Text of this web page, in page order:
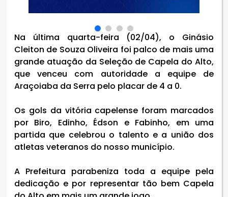
Na última quarta-feira (02/04), o Ginásio
Cleiton de Souza Oliveira foi palco de mais uma
grande atuação da Seleção de Capela do Alto,
que venceu com autoridade a equipe de
Araçoiaba da Serra pelo placar de 4 a 0.
Os gols da vitória capelense foram marcados
por Biro, Edinho, Édson e Fabinho, em uma
partida que celebrou o talento e a união dos
atletas veteranos do nosso município.
A Prefeitura parabeniza toda a equipe pela
dedicação e por representar tão bem Capela